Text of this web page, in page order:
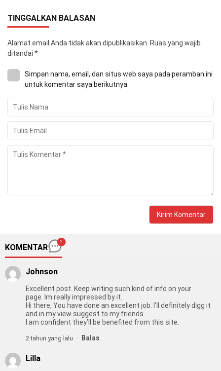
TINGGALKAN BALASAN
Alamat email Anda tidak akan dipublikasikan. Ruas yang wajib
ditandai *
Simpan nama, email, dan situs web saya pada peramban ini
untuk komentar saya berikutnya.
KOMENTAR
2
Johnson
Excellent post. Keep writing such kind of info on your
page. Im really impressed by it.
Hi there, You have done an excellent job. I’ll definitely digg it
and in my view suggest to my friends.
I am confident they’ll be benefited from this site.
2 tahun yang lalu Balas
Lilla